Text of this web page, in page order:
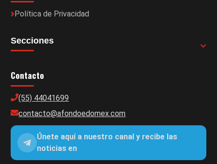
Política de Privacidad
Secciones
Contacto
(55) 44041699
contacto@afondoedomex.com
Únete aquí a nuestro canal y recibe las
noticias en